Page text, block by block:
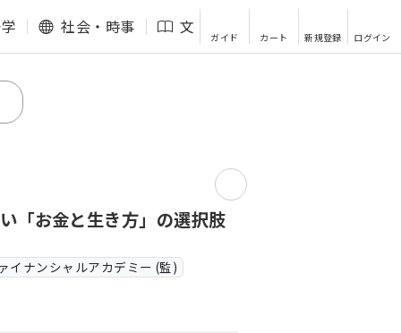
社会・時事 文芸・エッセイ
ガイド カート 新規登録 ログイン
「お金と生き方」の選択肢
イナンシャルアカデミー (監)